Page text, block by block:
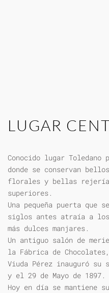
LUGAR
Conocido lugar Toledano
donde se conservan
florales y bellas
superiores.
Una pequeña puerta que
siglos antes atraía a los
más dulces manjares.
Un antiguo salón de
la Fábrica de
Viuda Pérez inauguró
y el 29 de Mayo de 1897.
Hoy en día se mantiene